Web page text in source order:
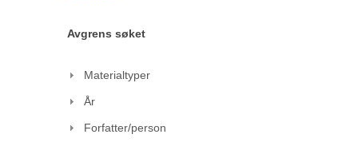
Avgrens søket
Materialtyper
År
Forfatter/person